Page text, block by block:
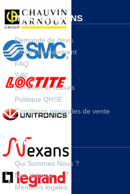
INFORMATIONS
Demande de devis
Modes de paiement
FAQ
SAV
Livraison et retours
Politique QHSE
Conditions générales de vente
A PROPOS
Qui Sommes Nous ?
Nos Valeurs
Mentions legales